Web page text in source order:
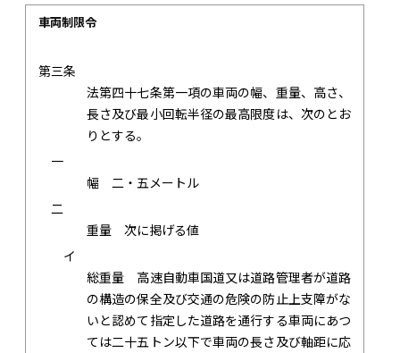
車両制限令
第三条
法第四十七条第一項の車両の幅、重量、高さ、
長さ及び最小回転半径の最高限度は、次のとお
りとする。
一
幅 二・五メートル
二
重量 次に掲げる値
イ
総重量 高速自動車国道又は道路管理者が道路
の構造の保全及び交通の危険の防止上支障がな
いと認めて指定した道路を通行する車両にあつ
ては二十五トン以下で車両の長さ及び軸距に応